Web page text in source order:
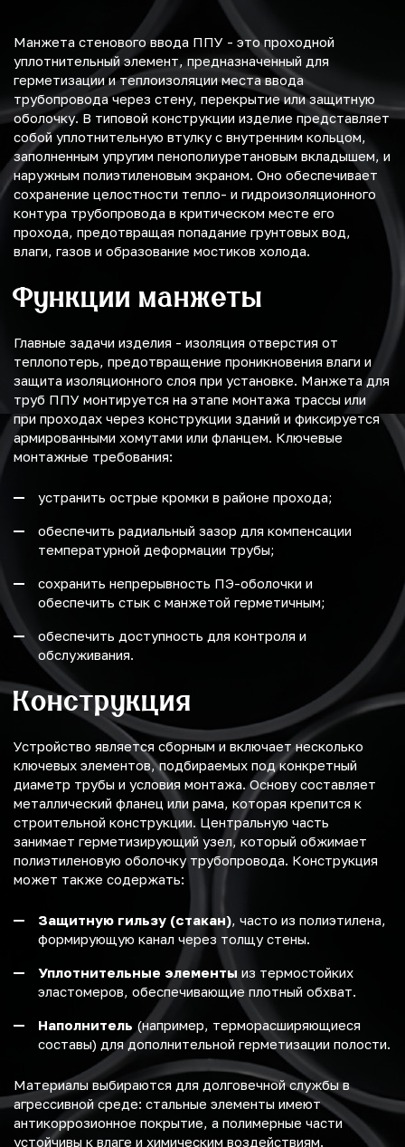
Манжета стенового ввода ППУ - это проходной
уплотнительный элемент, предназначенный для
герметизации и теплоизоляции места ввода
трубопровода через стену, перекрытие или защитную
оболочку. В типовой конструкции изделие представляет
собой уплотнительную втулку с внутренним кольцом,
заполненным упругим пенополиуретановым вкладышем, и
наружным полиэтиленовым экраном. Оно обеспечивает
сохранение целостности тепло- и гидроизоляционного
контура трубопровода в критическом месте его
прохода, предотвращая попадание грунтовых вод,
влаги, газов и образование мостиков холода.
Функции манжеты
Главные задачи изделия - изоляция отверстия от
теплопотерь, предотвращение проникновения влаги и
защита изоляционного слоя при установке. Манжета для
труб ППУ монтируется на этапе монтажа трассы или
при проходах через конструкции зданий и фиксируется
армированными хомутами или фланцем. Ключевые
монтажные требования:
устранить острые кромки в районе прохода;
обеспечить радиальный зазор для компенсации
температурной деформации трубы;
сохранить непрерывность ПЭ-оболочки и
обеспечить стык с манжетой герметичным;
обеспечить доступность для контроля и
обслуживания.
Конструкция
Устройство является сборным и включает несколько
ключевых элементов, подбираемых под конкретный
диаметр трубы и условия монтажа. Основу составляет
металлический фланец или рама, которая крепится к
строительной конструкции. Центральную часть
занимает герметизирующий узел, который обжимает
полиэтиленовую оболочку трубопровода. Конструкция
может также содержать:
Защитную гильзу (стакан), часто из полиэтилена,
формирующую канал через толщу стены.
Уплотнительные элементы из термостойких
эластомеров, обеспечивающие плотный обхват.
Наполнитель (например, терморасширяющиеся
составы) для дополнительной герметизации полости.
Материалы выбираются для долговечной службы в
агрессивной среде: стальные элементы имеют
антикоррозионное покрытие, а полимерные части
устойчивы к влаге и химическим воздействиям.